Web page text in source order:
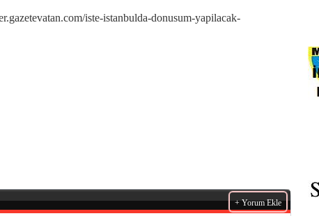
iste-istanbulda-donusum-yapilacak-
+ Yorum Ekle